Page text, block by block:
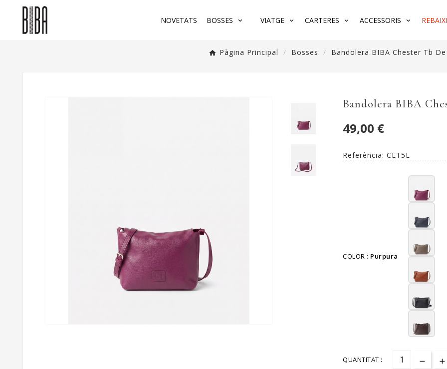
NOVETATS BOSSES VIATGE CARTERES ACCESSORIS
Pàgina Principal Bosses Bandolera BIBA Chester Tb De
Bandolera BIBA
49,00 €
Referència: CET5L
COLOR : Purpura
QUANTITAT :